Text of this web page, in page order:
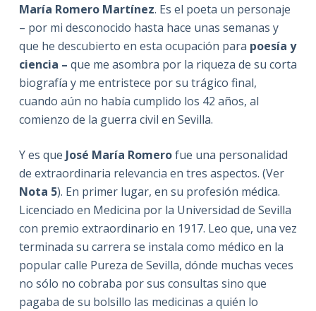
María Romero Martínez. Es el poeta un personaje
– por mi desconocido hasta hace unas semanas y
que he descubierto en esta ocupación para poesía y
ciencia – que me asombra por la riqueza de su corta
biografía y me entristece por su trágico final,
cuando aún no había cumplido los 42 años, al
comienzo de la guerra civil en Sevilla.
Y es que José María Romerofue una personalidad
de extraordinaria relevancia en tres aspectos. (Ver
Nota 5). En primer lugar, en su profesión médica.
Licenciado en Medicina por la Universidad de Sevilla
con premio extraordinario en 1917. Leo que, una vez
terminada su carrera se instala como médico en la
popular calle Pureza de Sevilla, dónde muchas veces
no sólo no cobraba por sus consultas sino que
pagaba de su bolsillo las medicinas a quién lo